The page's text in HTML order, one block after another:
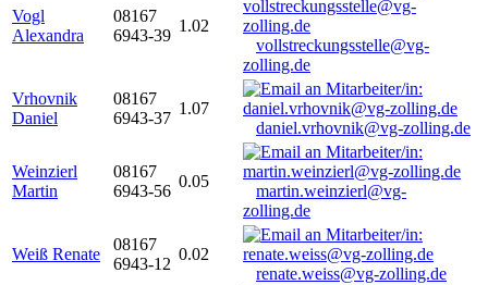
Vogl
Alexandra
08167
6943-39
1.02
vollstreckungsstelle@vg-
zolling.de
Vrhovnik
Daniel
08167
6943-37
1.07
daniel.vrhovnik@vg-zolling.de
Weinzierl
Martin
08167
6943-56
0.05
martin.weinzierl@vg-
zolling.de
Weiß Renate
08167
6943-12
0.02
renate.weiss@vg-zolling.de